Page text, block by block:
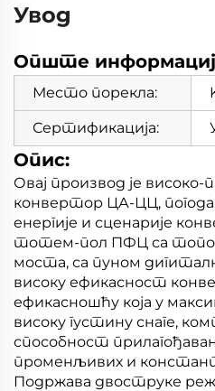
Увод
Опште
Место порекла:
Сертификација:
Опис:
Овај производ је
конвертор ЦА-ЦЦ,
енергије и сценарије
тотем-пол ПФЦ са
моста, са пуном
високу ефикасност
ефикасношћу која у
високу густину снаге,
способност
променљивих и
Подржава двоструке